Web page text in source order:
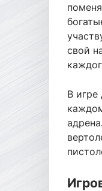
свой
В игре